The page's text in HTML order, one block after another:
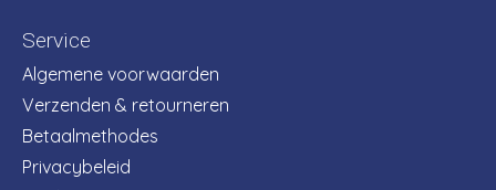
Service
Algemene voorwaarden
Verzenden & retourneren
Betaalmethodes
Privacybeleid